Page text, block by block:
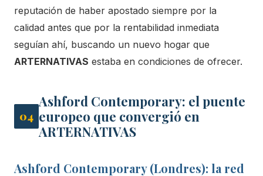
reputación de haber apostado siempre por la
calidad antes que por la rentabilidad inmediata
seguían ahí, buscando un nuevo hogar que
ARTERNATIVAS estaba en condiciones de ofrecer.
04
Ashford Contemporary: el puente
europeo que convergió en
ARTERNATIVAS
Ashford Contemporary (Londres): la red